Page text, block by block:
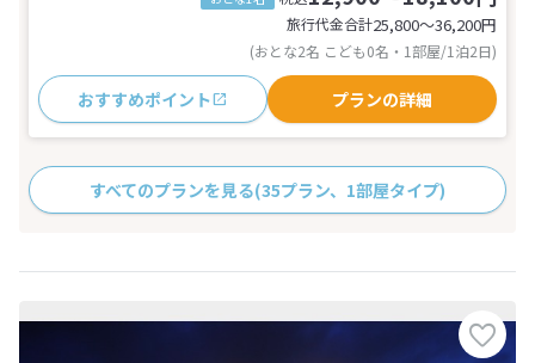
旅行代金合計25,800〜36,200円
(おとな2名 こども0名・1部屋/1泊2日)
おすすめポイント プランの詳細
すべてのプランを見る(35プラン、1部屋タイプ)